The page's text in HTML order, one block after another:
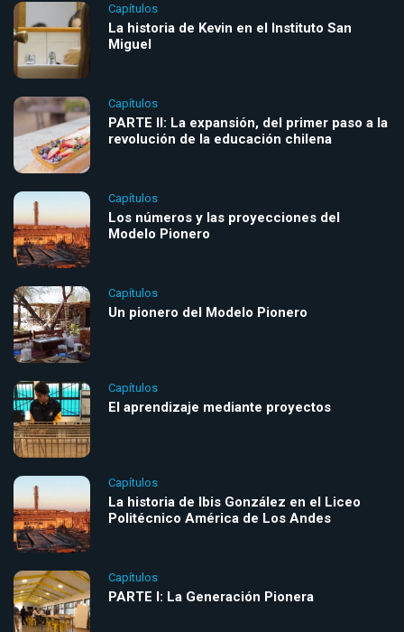
Capítulos
La historia de Kevin en el Instituto San
Miguel
Capítulos
PARTE II: La expansión, del primer paso a la
revolución de la educación chilena
Capítulos
Los números y las proyecciones del
Modelo Pionero
Capítulos
Un pionero del Modelo Pionero
Capítulos
El aprendizaje mediante proyectos
Capítulos
La historia de Ibis González en el Liceo
Politécnico América de Los Andes
Capítulos
PARTE I: La Generación Pionera